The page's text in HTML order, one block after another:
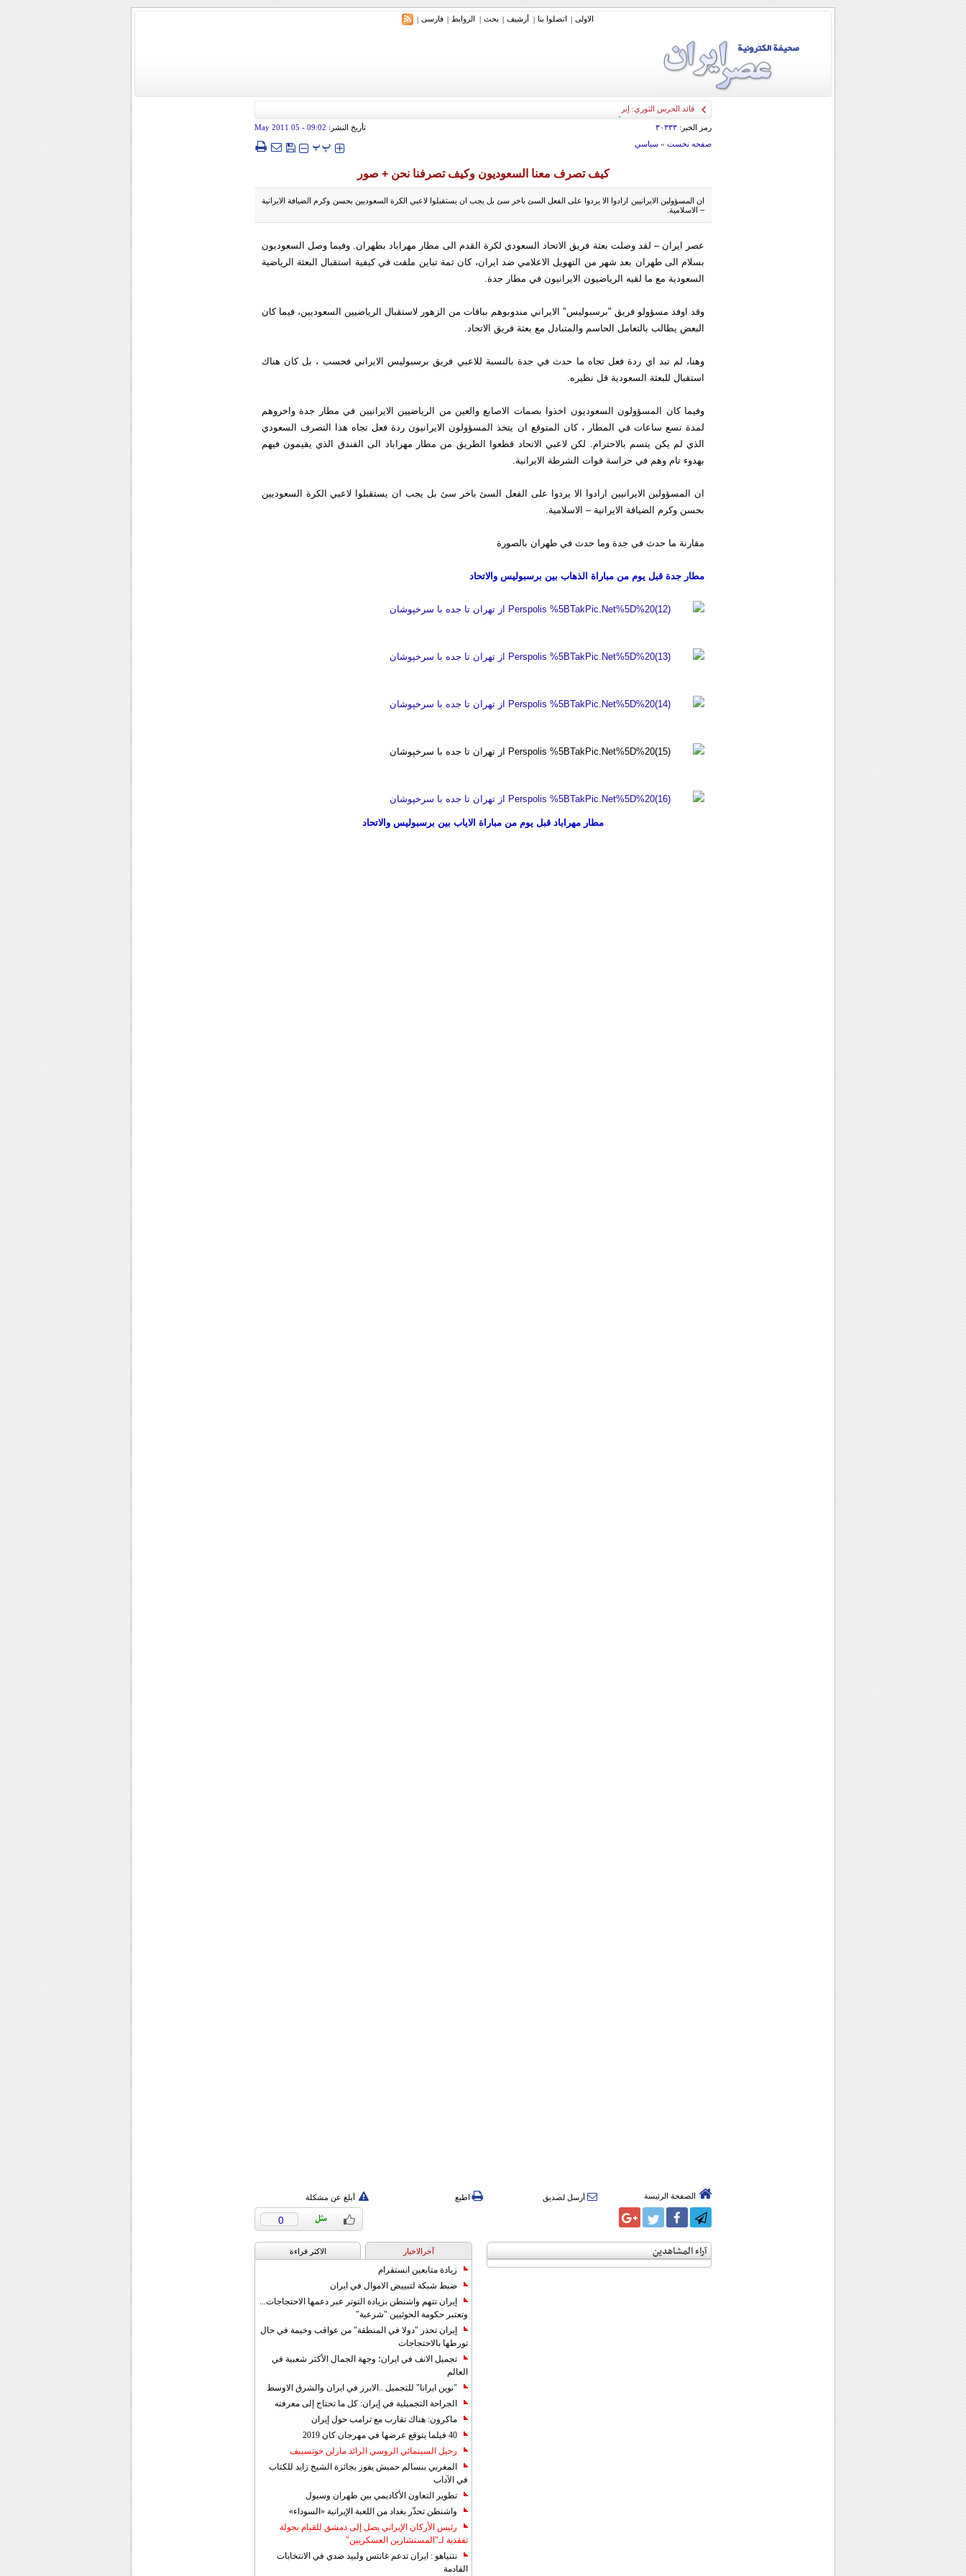
الاولی | اتصلوا بنا | أرشیف | بحث | الروابط | فارسی |
قائد الحرس الثوري: إيران ستدمر أمريكا وإسرائيل والسعودية إذا تجاوزت خطوط طهران الحمراء
رمز الخبر: ۳۰۳۳۳ تأريخ النشر: 09:02
- 05 May 2011
صفحه نخست» سياسي ‍‍‍ پپ
كيف تصرف معنا السعوديون وكيف تصرفنا نحن + صور
ان المسؤولين الايرانيين ارادوا الا يردوا على الفعل السئ باخر سئ بل يجب ان يستقبلوا لاعبي الكرة السعوديين بحسن وكرم الضيافة الايرانية
– الاسلامية.
عصر ايران – لقد وصلت بعثة فريق الاتحاد السعودي لكرة القدم الى مطار مهراباد بطهران. وفيما وصل السعوديون
بسلام الى طهران بعد شهر من التهويل الاعلامي ضد ايران، كان ثمة تباين ملفت في كيفية استقبال البعثة الرياضية
السعودية مع ما لقيه الرياضيون الايرانيون في مطار جدة.
وقد اوفد مسؤولو فريق "برسبوليس" الايراني مندوبوهم بباقات من الزهور لاستقبال الرياضيين السعوديين، فيما كان
البعض يطالب بالتعامل الحاسم والمتبادل مع بعثة فريق الاتحاد.
وهنا، لم تبد اي ردة فعل تجاه ما حدث في جدة بالنسبة للاعبي فريق برسبوليس الايراني فحسب ، بل كان هناك
استقبال للبعثة السعودية قل نظيره.
وفيما كان المسؤولون السعوديون اخذوا بصمات الاصابع والعين من الرياضيين الايرانيين في مطار جدة واخروهم
لمدة تسع ساعات في المطار ، كان المتوقع ان يتخذ المسؤولون الايرانيون ردة فعل تجاه هذا التصرف السعودي
الذي لم يكن يتسم بالاحترام. لكن لاعبي الاتحاد قطعوا الطريق من مطار مهراباد الى الفندق الذي يقيمون فيهم
بهدوء تام وهم في حراسة قوات الشرطة الايرانية.
ان المسؤولين الايرانيين ارادوا الا يردوا على الفعل السئ باخر سئ بل يجب ان يستقبلوا لاعبي الكرة السعوديين
بحسن وكرم الضيافة الايرانية – الاسلامية.
مقارنة ما حدث في جدة وما حدث في طهران بالصورة
مطار جدة قبل يوم من مباراة الذهاب بين برسبوليس والاتحاد
مطار مهراباد قبل يوم من مباراة الاياب بين برسبوليس والاتحاد
الصفحة الرئيسة أرسل لصديق اطبع أبلغ عن مشكلة
0
آراء المشاهدين آخرالاخبار الاکثر قراءة
زيادة متابعين انستقرام
ضبط شبكة لتبييض الاموال في ايران
إيران تتهم واشنطن بزيادة التوتر عبر دعمها الاحتجاجات...
وتعتبر حكومة الحوثيين "شرعية"
إيران تحذر "دولا في المنطقة" من عواقب وخيمة في حال
تورطها بالاحتجاجات
تجميل الانف في ايران؛ وجهة الجمال الأكثر شعبية في
العالم
"نوين ايرانا" للتجميل ..الابرز في ايران والشرق الاوسط
الجراحة التجميلية في إيران: كل ما تحتاج إلى معرفته
ماكرون: هناك تقارب مع ترامب حول إيران
40 فيلما يتوقع عرضها في مهرجان كان 2019
رحيل السينمائي الروسي الرائد مارلن خوتسييف
المغربي بنسالم حميش يفوز بجائزة الشيخ زايد للكتاب
في الآداب
تطوير التعاون الأكاديمي بين طهران وسيول
واشنطن تحذّر بغداد من اللعبة الإيرانية «السوداء»
رئيس الأركان الإيراني يصل إلى دمشق للقيام بجولة
تفقدية لـ"المستشارين العسكريين"
نتنياهو : ايران تدعم غانتس ولبيد ضدي في الانتخابات
القادمة